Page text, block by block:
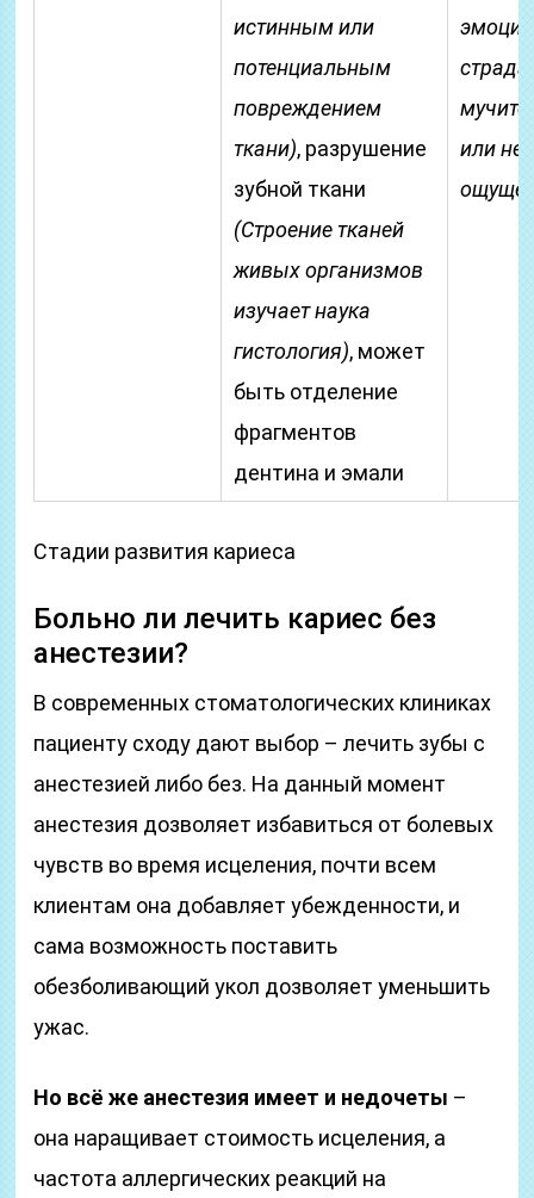
истинным или
потенциальным
повреждением
ткани), разрушение
зубной ткани
(Строение тканей
живых организмов
изучает наука
гистология), может
быть отделение
фрагментов
дентина и эмали
или
Стадии развития кариеса
Больно ли лечить кариес без
анестезии?
В современных стоматологических клиниках
пациенту сходу дают выбор – лечить зубы с
анестезией либо без. На данный момент
анестезия дозволяет избавиться от болевых
чувств во время исцеления, почти всем
клиентам она добавляет убежденности, и
сама возможность поставить
обезболивающий укол дозволяет уменьшить
ужас.
Но всё же анестезия имеет и недочеты –
она наращивает стоимость исцеления, а
частота аллергических реакций на